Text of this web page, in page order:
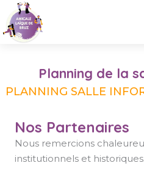
Aller
au
contenu
Planning de la
PLANNING SALLE
Nos Partenaires
Nous remercions
institutionnels et historiques.